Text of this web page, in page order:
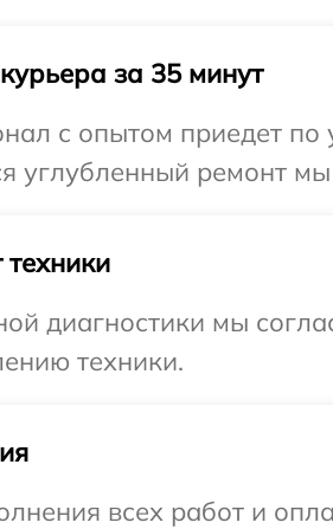
за 35 минут
с опытом приедет по
углубленный ремонт
диагностики мы
техники.
всех работ и